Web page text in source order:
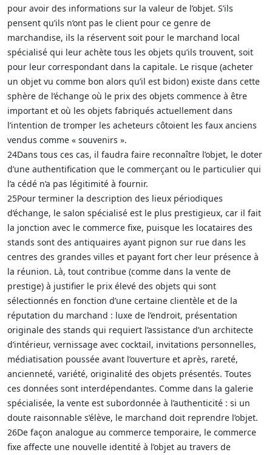
pour avoir des informations sur la valeur de l’objet. S’ils
pensent qu’ils n’ont pas le client pour ce genre de
marchandise, ils la réservent soit pour le marchand local
spécialisé qui leur achète tous les objets qu’ils trouvent, soit
pour leur correspondant dans la capitale. Le risque (acheter
un objet vu comme bon alors qu’il est bidon) existe dans cette
sphère de l’échange où le prix des objets commence à être
important et où les objets fabriqués actuellement dans
l’intention de tromper les acheteurs côtoient les faux anciens
vendus comme « souvenirs ».
24Dans tous ces cas, il faudra faire reconnaître l’objet, le doter
d’une authentification que le commerçant ou le particulier qui
l’a cédé n’a pas légitimité à fournir.
25Pour terminer la description des lieux périodiques
d’échange, le salon spécialisé est le plus prestigieux, car il fait
la jonction avec le commerce fixe, puisque les locataires des
stands sont des antiquaires ayant pignon sur rue dans les
centres des grandes villes et payant fort cher leur présence à
la réunion. Là, tout contribue (comme dans la vente de
prestige) à justifier le prix élevé des objets qui sont
sélectionnés en fonction d’une certaine clientèle et de la
réputation du marchand : luxe de l’endroit, présentation
originale des stands qui requiert l’assistance d’un architecte
d’intérieur, vernissage avec cocktail, invitations personnelles,
médiatisation poussée avant l’ouverture et après, rareté,
ancienneté, variété, originalité des objets présentés. Toutes
ces données sont interdépendantes. Comme dans la galerie
spécialisée, la vente est subordonnée à l’authenticité : si un
doute raisonnable s’élève, le marchand doit reprendre l’objet.
26De façon analogue au commerce temporaire, le commerce
fixe affecte une nouvelle identité à l’objet au travers de